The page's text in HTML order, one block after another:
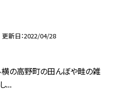
更新日 2022/04/28
の高野町の田んぼや畦の雑
...